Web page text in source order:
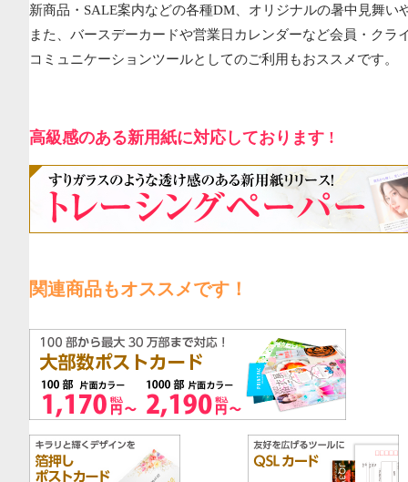
新商品・SALE案内などの各種DM、オリジナルの暑中見舞い
また、バースデーカードや営業日カレンダーなど会員・クラ
コミュニケーションツールとしてのご利用もおススメです。
高級感のある新用紙に対応しております !
関連商品もオススメです！